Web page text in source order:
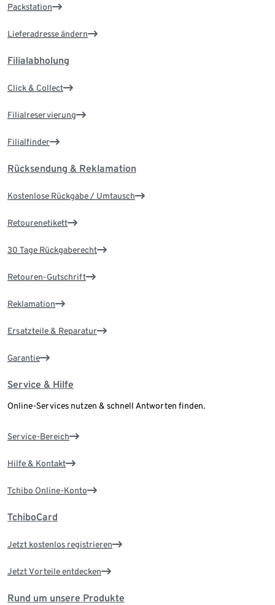
Packstation
Lieferadresse ändern
Filialabholung
Click & Collect
Filialreservierung
Filialfinder
Rücksendung & Reklamation
Kostenlose Rückgabe / Umtausch
Retourenetikett
30 Tage Rückgaberecht
Retouren-Gutschrift
Reklamation
Ersatzteile & Reparatur
Garantie
Service & Hilfe
Online-Services nutzen & schnell Antworten finden.
Service-Bereich
Hilfe & Kontakt
Tchibo Online-Konto
TchiboCard
Jetzt kostenlos registrieren
Jetzt Vorteile entdecken
Rund um unsere Produkte